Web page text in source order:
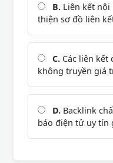
B. Liên kết
thiện sơ đồ liên
C. Các liên
không truyền giá
D. Backlink
báo điện tử uy tín